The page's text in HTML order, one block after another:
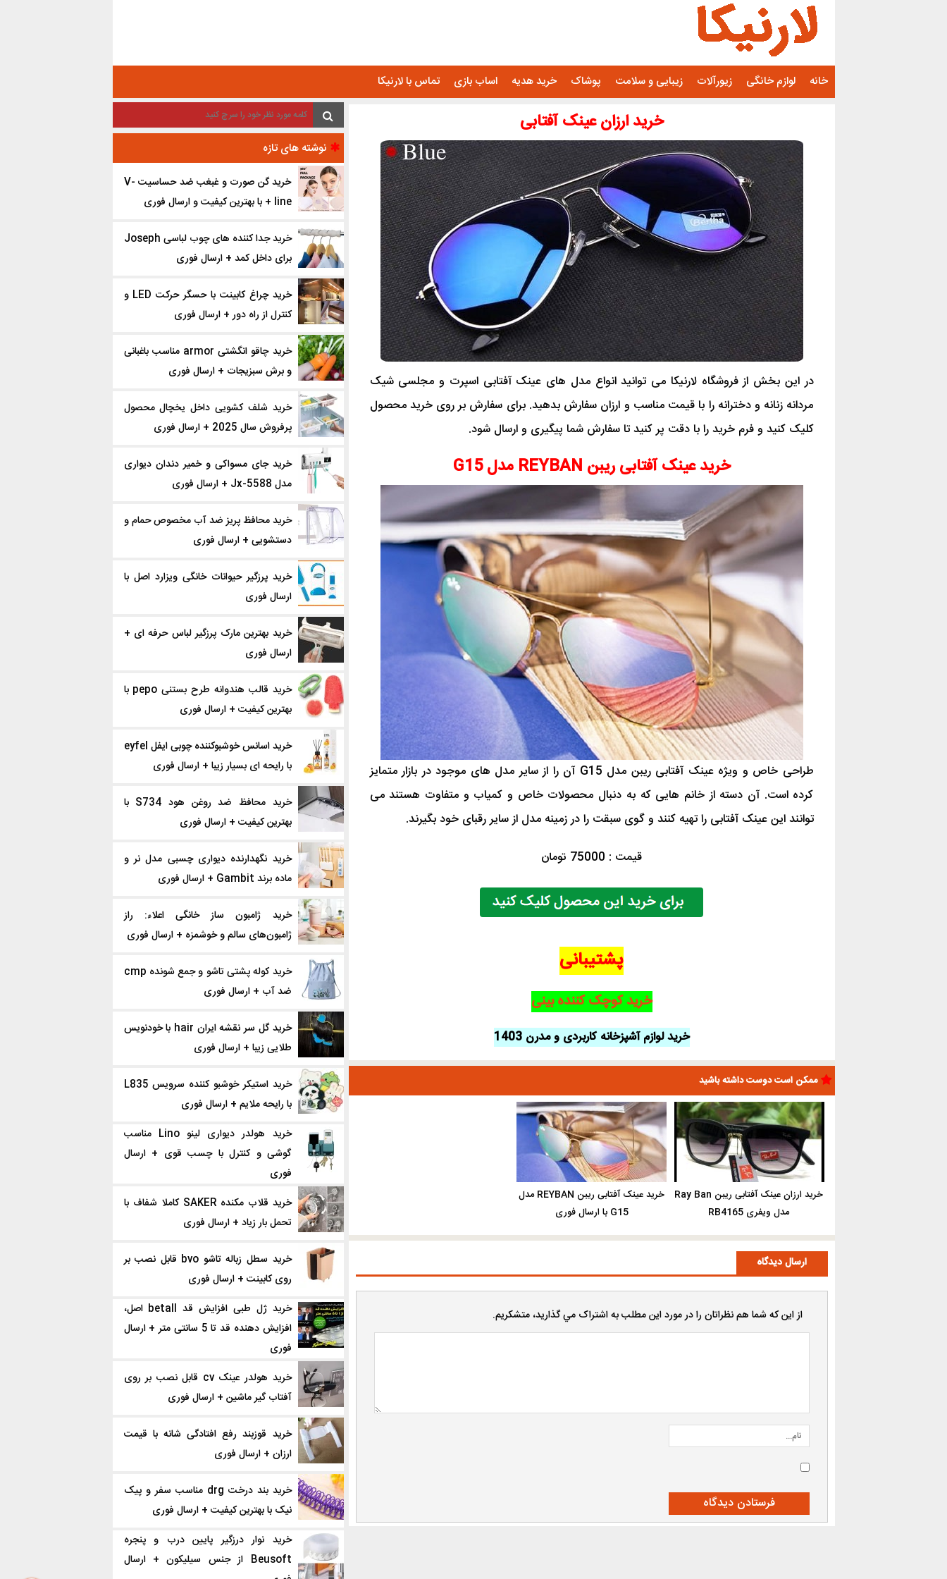
رفتن
خانه لوازم خانگی زیورآلات زیبایی و سلامت پوشاک خرید هدیه اساب بازی تماس با لارنیکا
خرید ارزان عینک آفتابی
در این بخش از فروشگاه لارنیکا می توانید انواع مدل های عینک آفتابی اسپرت و مجلسی شیک
مردانه زنانه و دخترانه را با قیمت مناسب و ارزان سفارش بدهید. برای سفارش بر روی خرید محصول
کلیک کنید و فرم خرید را با دقت پر کنید تا سفارش شما پیگیری و ارسال شود.
خرید عینک آفتابی ریبن REYBAN مدل G15
طراحی خاص و ویژه عینک آفتابی ریبن مدل G15 آن را از سایر مدل های موجود در بازار متمایز
کرده است. آن دسته از خانم هایی که به دنبال محصولات خاص و کمیاب و متفاوت هستند می
توانند این عینک آفتابی را تهیه کنند و گوی سبقت را در زمینه مدل از سایر رقبای خود بگیرند.
قیمت : 75000 تومان
پشتیبانی
خرید کوچک کننده بینی
خرید لوازم آشپزخانه کاربردی و مدرن 1403
ممکن است دوست داشته باشید
خرید ارزان عینک آفتابی ریبن Ray Ban
مدل ویفری RB4165
خرید عینک آفتابی ریبن REYBAN مدل
G15 با ارسال فوری
نوشته های تازه
خرید گن صورت و غبغب ضد حساسیت V-
line + با بهترین کیفیت و ارسال فوری
خرید جدا کننده ‌های چوب لباسی Joseph
برای داخل کمد + ارسال فوری
خرید چراغ کابینت با حسگر حرکت LED و
کنترل از راه دور + ارسال فوری
خرید چاقو انگشتی armor مناسب باغبانی
و برش سبزیجات + ارسال فوری
خرید شلف کشویی داخل یخچال محصول
پرفروش سال 2025 + ارسال فوری
خرید جای مسواکی و خمیر دندان دیواری
مدل Jx-5588 + ارسال فوری
خرید محافظ پریز ضد آب مخصوص حمام و
دستشویی + ارسال فوری
خرید پرزگیر حیوانات خانگی ویزارد اصل با
ارسال فوری
خرید بهترین مارک پرزگیر لباس حرفه ای +
ارسال فوری
خرید قالب هندوانه طرح بستنی pepo با
بهترین کیفیت + ارسال فوری
خرید اسانس خوشبوکننده چوبی ایفل eyfel
با رایحه ای بسیار زیبا + ارسال فوری
خرید محافظ ضد روغن هود S734 با
بهترین کیفیت + ارسال فوری
خرید نگهدارنده دیواری چسبی مدل نر و
ماده برند Gambit + ارسال فوری
خرید ژامبون ساز خانگی اعلاء: راز
ژامبون‌های سالم و خوشمزه + ارسال فوری
خرید کوله پشتی تاشو و جمع شونده cmp
ضد آب + ارسال فوری
خرید گل سر نقشه ایران hair با خودنویس
طلایی زیبا + ارسال فوری
خرید استیکر خوشبو کننده سرویس L835
با رایحه ملایم + ارسال فوری
خرید هولدر دیواری لینو Lino مناسب
گوشی و کنترل با چسب قوی + ارسال
فوری
خرید قلاب‌ مکنده SAKER کاملا شفاف با
تحمل بار زیاد + ارسال فوری
خرید سطل زباله تاشو bvo قابل نصب بر
روی کابینت + ارسال فوری
خرید ژل طبی افزایش قد betall اصل،
افزایش دهنده قد تا 5 سانتی متر + ارسال
فوری
خرید هولدر عینک cv قابل نصب بر روی
آفتاب گیر ماشین + ارسال فوری
خرید قوزبند رفع افتادگی شانه با قیمت
ارزان + ارسال فوری
خرید بند درخت drg مناسب سفر و پیک
نیک با بهترین کیفیت + ارسال فوری
خرید نوار درزگیر پایین درب و پنجره
Beusoft از جنس سیلیکون + ارسال